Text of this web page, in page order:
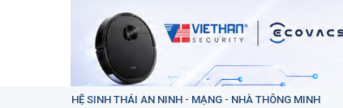
HỆ SINH THÁI AN NINH - MẠNG - NHÀ THÔNG MINH